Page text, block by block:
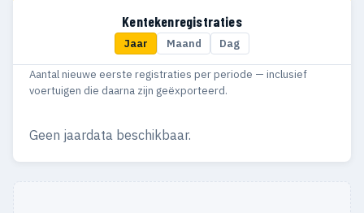
Kentekenregistraties
Jaar Maand Dag
Aantal nieuwe eerste registraties per periode — inclusief
voertuigen die daarna zijn geëxporteerd.
Geen jaardata beschikbaar.